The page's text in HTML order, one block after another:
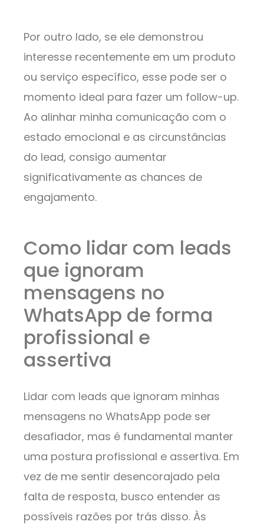
Por outro lado, se ele demonstrou
interesse recentemente em um produto
ou serviço específico, esse pode ser o
momento ideal para fazer um follow-up.
Ao alinhar minha comunicação com o
estado emocional e as circunstâncias
do lead, consigo aumentar
significativamente as chances de
engajamento.
Como lidar com leads
que ignoram
mensagens no
WhatsApp de forma
profissional e
assertiva
Lidar com leads que ignoram minhas
mensagens no WhatsApp pode ser
desafiador, mas é fundamental manter
uma postura profissional e assertiva. Em
vez de me sentir desencorajado pela
falta de resposta, busco entender as
possíveis razões por trás disso. Às